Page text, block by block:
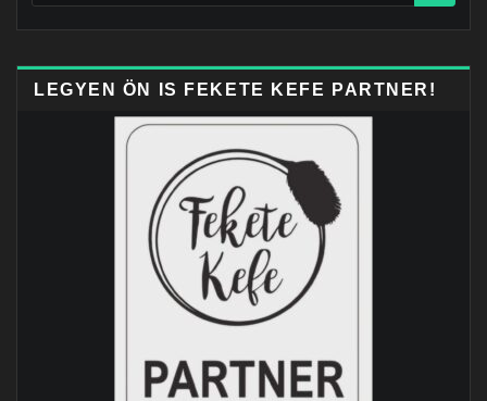
LEGYEN ÖN IS FEKETE KEFE PARTNER!